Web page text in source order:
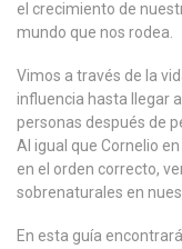
el crecimiento de
mundo que nos rodea.
Vimos a través de la
influencia hasta llegar
personas después de
Al igual que Cornelio
en el orden correcto,
sobrenaturales en
En esta guía